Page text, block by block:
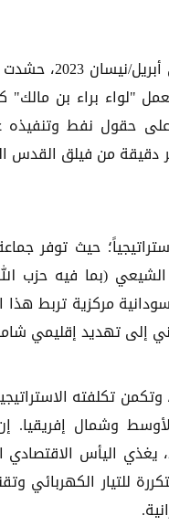
وقال منتدى الشرق
"لواء براء بن
على حقول نفط وتنفيذه
من فيلق القدس
حيث توفر
(بما فيه حزب
مركزية تربط
إلى تهديد إقليمي
تكلفته
وشمال إفريقيا.
اليأس الاقتصادي
للتيار الكهربائي